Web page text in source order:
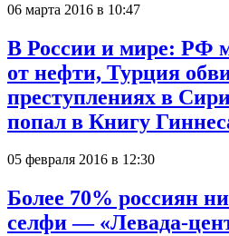
06 марта 2016 в 10:47
В России и мире: РФ
от нефти, Турция
преступлениях в
попал в Книгу
05 февраля 2016 в 12:30
Более 70% россиян
селфи — «Левада-